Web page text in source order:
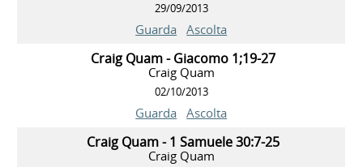
29/09/2013
Guarda Ascolta
Craig Quam - Giacomo 1;19-27
Craig Quam
02/10/2013
Guarda Ascolta
Craig Quam - 1 Samuele 30:7-25
Craig Quam